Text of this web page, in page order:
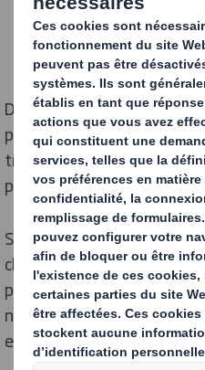
De l'extraction des
production des produits que
transport et au recyclage,
problème pour la
Si les e-commerçants ne
chaque entreprise doit
pour réduire son
nous vous expliquons
empreinte écologique à